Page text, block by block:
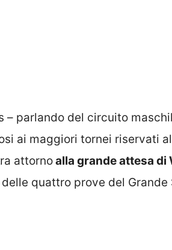
– parlando del circuito
ai maggiori tornei riservati
attornoalla grande attesa di
quattro prove del Grande